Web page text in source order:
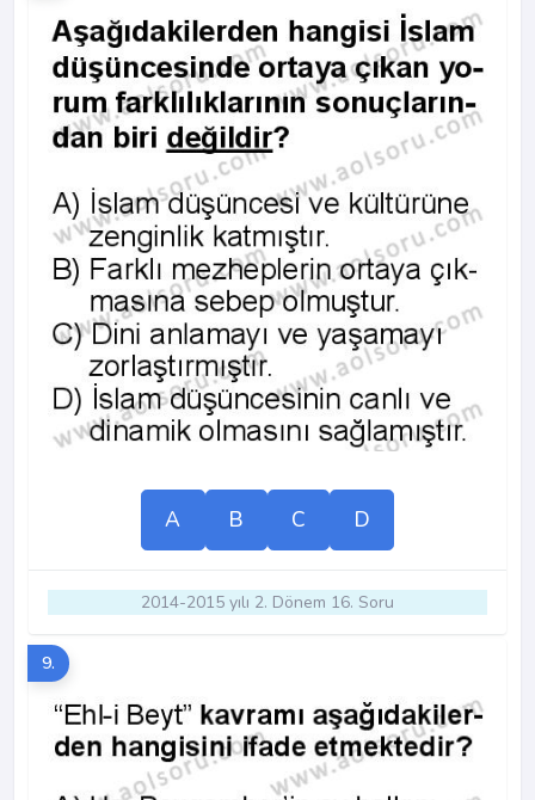
A B C D
2014-2015 yılı 2. Dönem 16. Soru
9.